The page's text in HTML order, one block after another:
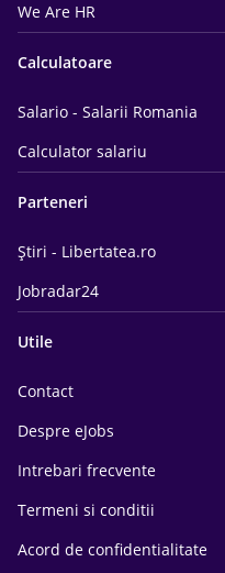
We Are HR
Calculatoare
Salario - Salarii Romania
Calculator salariu
Parteneri
Știri - Libertatea.ro
Jobradar24
Utile
Contact
Despre eJobs
Intrebari frecvente
Termeni si conditii
Acord de confidentialitate